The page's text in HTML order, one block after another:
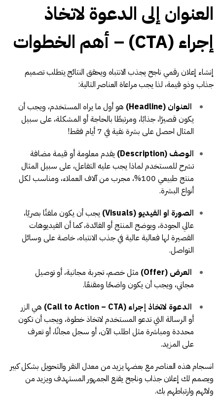
العنوان إلى الدعوة لاتخاذ
إجراء (CTA) – أهم الخطوات
إنشاء إعلان رقمي ناجح يجذب الانتباه ويحقق النتائج يتطلب تصميم
جذاب وذو قيمة، لذا يجب مراعاة العناصر التالية:
العنوان (Headline)
هو أول ما يراه المستخدم، ويجب أن
يكون قصيرًا، جذابًا، ومرتبطًا بالحاجة أو المشكلة، على سبيل
المثال احصل على بشرة نقية في 7 أيام فقط!
الوصف (Description)
يقدم معلومة أو قيمة مضافة
تشرح للمستخدم لماذا يجب عليه التفاعل، على سبيل المثال
منتج طبيعي 100%، مجرب من آلاف العملاء، ومناسب لكل
أنواع البشرة.
الصورة او الفيديو (Visuals)
يجب أن يكون ملفتًا بصريًا،
عالي الجودة، ويوضح المنتج أو الفائدة، كما أن الفيديوهات
القصيرة لها فعالية عالية في جذب الانتباه، خاصة على وسائل
التواصل.
العرض (Offer)
مثل خصم، تجربة مجانية، أو توصيل
مجاني، ويجب أن يكون واضحًا ومقنعًا.
الدعوة لاتخاذ إجراء (Call to Action – CTA)
هي الزر
أو الرسالة التي تدعو المستخدم لاتخاذ خطوة، ويجب أن تكون
محددة ومباشرة مثل اطلب الآن، أو سجل مجانًا، أو تعرف
على المزيد.
انسجام هذه العناصر مع بعضها يزيد من معدل النقر والتحويل بشكل كبير
ويصمم لك إعلان جذاب وناجح يقنع الجمهور المستهدف ويزيد من
ولائهم وارتباطهم بك.